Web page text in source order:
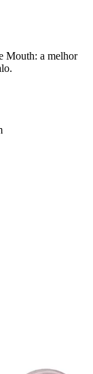
Mouth: a melhor